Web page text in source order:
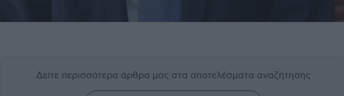
Δείτε περισσότερα άρθρα μας στα αποτελέσματα αναζήτησης